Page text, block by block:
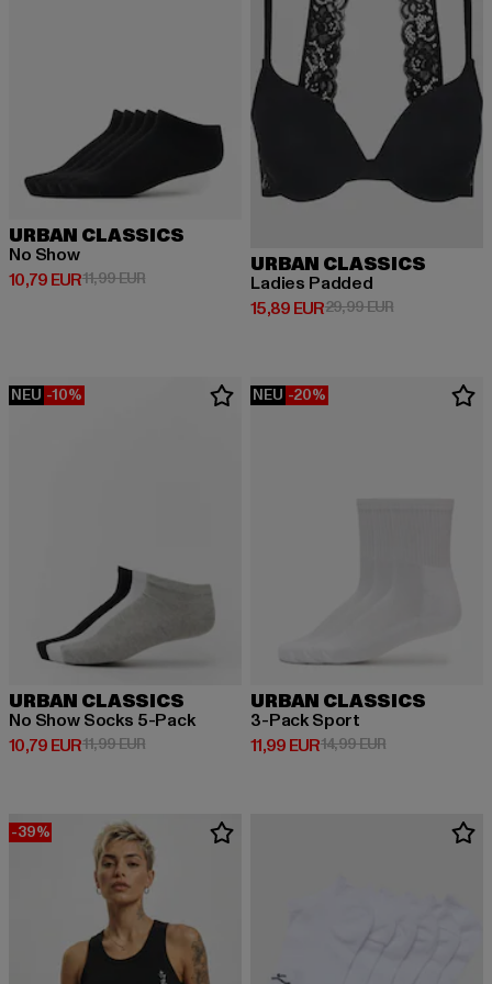
URBAN CLASSICS
No Show
10,79 EUR
Derzeitiger Preis: 10,79 EUR
11,99 EURAktionspreis: 11,99 EUR
URBAN CLASSICS
Ladies Padded
15,89 EUR
Derzeitiger Preis: 15,89 EUR
29,99 EURAktionspreis:
NEU -10%
URBAN CLASSICS
No Show Socks 5-Pack
10,79 EUR
Derzeitiger Preis: 10,79 EUR
11,99 EURAktionspreis: 11,99 EUR
NEU -20%
URBAN CLASSICS
3-Pack Sport
11,99 EUR
Derzeitiger Preis: 11,99 EUR
14,99 EURAktionspreis:
-39%